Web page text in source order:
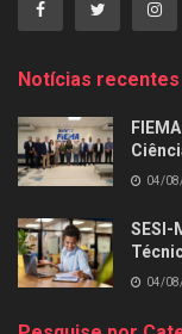
Notícias recentes
04/
SESI-
04/